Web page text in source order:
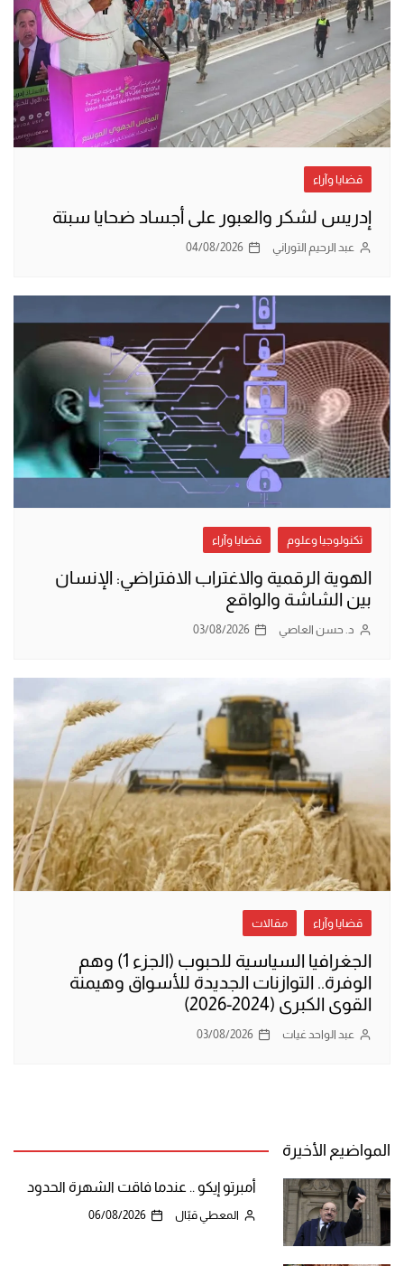
قضايا وآراء
إدريس لشكر والعبور على أجساد ضحايا سبتة
عبد الرحيم التوراني 04/08/2026
تكنولوجيا وعلوم قضايا وآراء
الهوية الرقمية والاغتراب الافتراضي: الإنسان
بين الشاشة والواقع
د. حسن العاصي 03/08/2026
قضايا وآراء مقالات
الجغرافيا السياسية للحبوب (الجزء 1) وهم
الوفرة.. التوازنات الجديدة للأسواق وهيمنة
القوى الكبرى (2024-2026)
عبد الواحد غيات 03/08/2026
المواضيع الأخيرة
أمبرتو إيكو .. عندما فاقت الشهرة الحدود
المعطي قبّال 06/08/2026